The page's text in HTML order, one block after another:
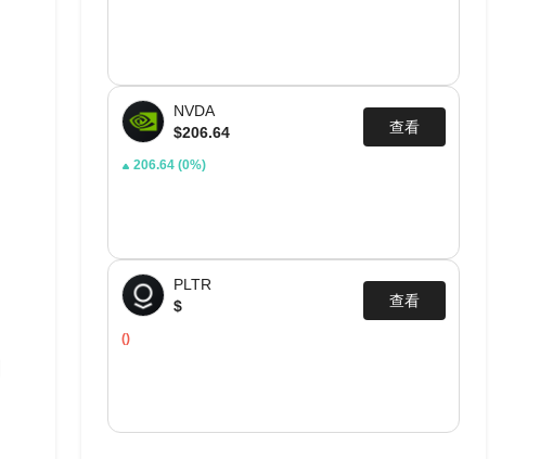
NVDA
$206.64
查看
206.64 (0%)
PLTR
$
查看
()